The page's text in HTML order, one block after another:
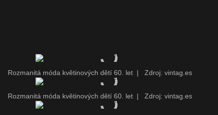
Rozmanitá móda květinových dětí 60. let | Zdroj: vintag.es
Rozmanitá móda květinových dětí 60. let | Zdroj: vintag.es